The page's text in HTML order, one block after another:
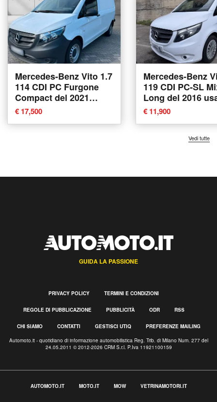
Mercedes-Benz Vito 1.7
114 CDI PC Furgone
Compact del 2021
usata
€ 17,500
Mercedes-Benz
119 CDI PC-SL
Long del 2016
Messina
€ 11,900
Vedi tutte
GUIDA LA PASSIONE
PRIVACY POLICY TERMINI E CONDIZIONI
REGOLE DI PUBBLICAZIONE PUBBLICITÀ ODR RSS
CHI SIAMO CONTATTI GESTISCI UTIQ PREFERENZE MAILING
Automoto.it - quotidiano di informazione automobilistica Reg. Trib. di Milano Num. 277 del
24.05.2011 © 2012-2026 CRM S.r.l. P.Iva 11921100159
AUTOMOTO.IT MOTO.IT MOW VETRINAMOTORI.IT